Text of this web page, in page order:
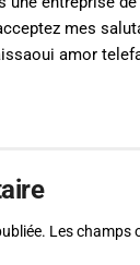
mes
amor
Les champs